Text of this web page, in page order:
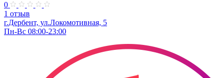
0
1 отзыв
г.Дербент, ​ул.Локомотивная, 5
Пн-Вс 08:00-23:00